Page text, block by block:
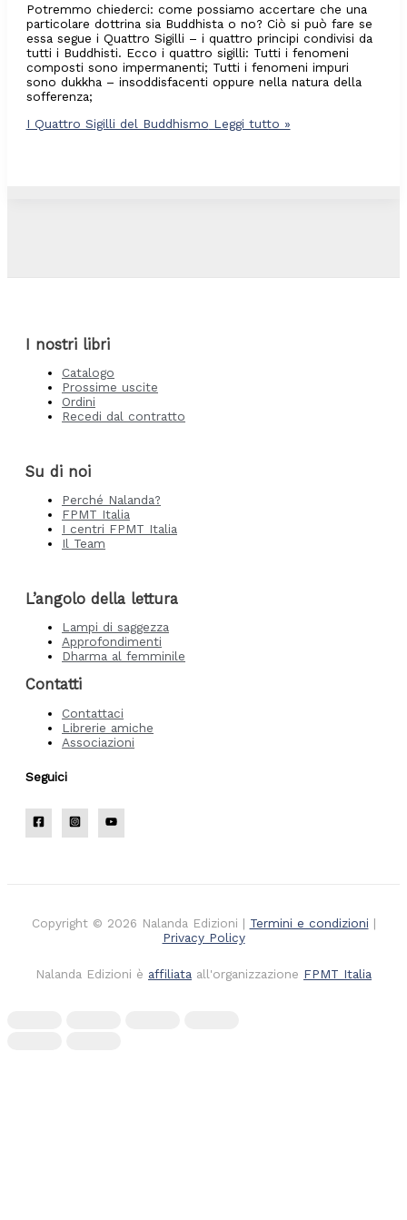
Potremmo chiederci: come possiamo accertare che una
particolare dottrina sia Buddhista o no? Ciò si può fare se
essa segue i Quattro Sigilli – i quattro principi condivisi da
tutti i Buddhisti. Ecco i quattro sigilli: Tutti i fenomeni
composti sono impermanenti; Tutti i fenomeni impuri
sono dukkha – insoddisfacenti oppure nella natura della
sofferenza;
I Quattro Sigilli del Buddhismo Leggi tutto »
I nostri libri
Catalogo
Prossime uscite
Ordini
Recedi dal contratto
Su di noi
Perché Nalanda?
FPMT Italia
I centri FPMT Italia
Il Team
L’angolo della lettura
Lampi di saggezza
Approfondimenti
Dharma al femminile
Contatti
Contattaci
Librerie amiche
Associazioni
Seguici
Copyright © 2026 Nalanda Edizioni | Termini e condizioni |
Privacy Policy
Nalanda Edizioni è affiliata all'organizzazione FPMT Italia